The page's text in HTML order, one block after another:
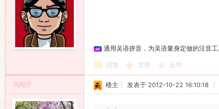
通用吴语拼音，为吴语量身定做的注音
回复 支持 反对
乌程仔 楼主 发表于 2012-10-22 16:10:18